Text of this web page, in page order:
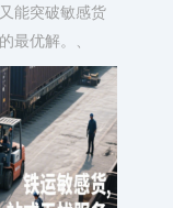
能突破敏感货
最优解。、